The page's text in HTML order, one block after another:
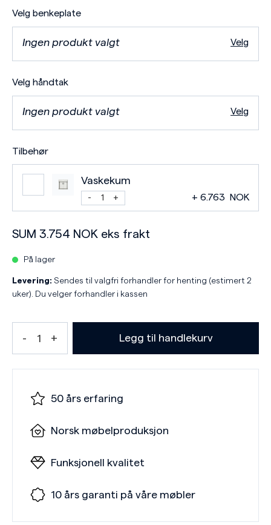
Velg benkeplate
Ingen produkt valgt Velg
Velg håndtak
Ingen produkt valgt Velg
Tilbehør
Vaskekum
+ 6.763 NOK
SUM 3.754 NOK eks frakt
På lager
Levering: Sendes til valgfri forhandler for henting (estimert 2
uker). Du velger forhandler i kassen
Legg til handlekurv
50 års erfaring
Norsk møbelproduksjon
Funksjonell kvalitet
10 års garanti på våre møbler